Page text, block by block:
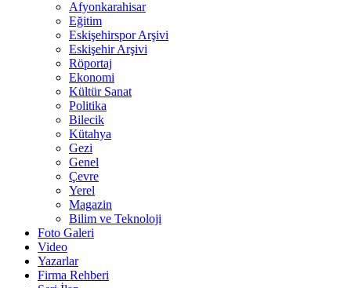
Afyonkarahisar
Eğitim
Eskişehirspor Arşivi
Eskişehir Arşivi
Röportaj
Ekonomi
Kültür Sanat
Politika
Bilecik
Kütahya
Gezi
Genel
Çevre
Yerel
Magazin
Bilim ve Teknoloji
Foto Galeri
Video
Yazarlar
Firma Rehberi